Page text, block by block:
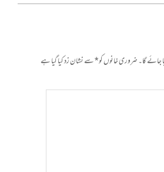
جائے گا۔ضروری خانوں کو*سے نشان زد کیا گیا ہے